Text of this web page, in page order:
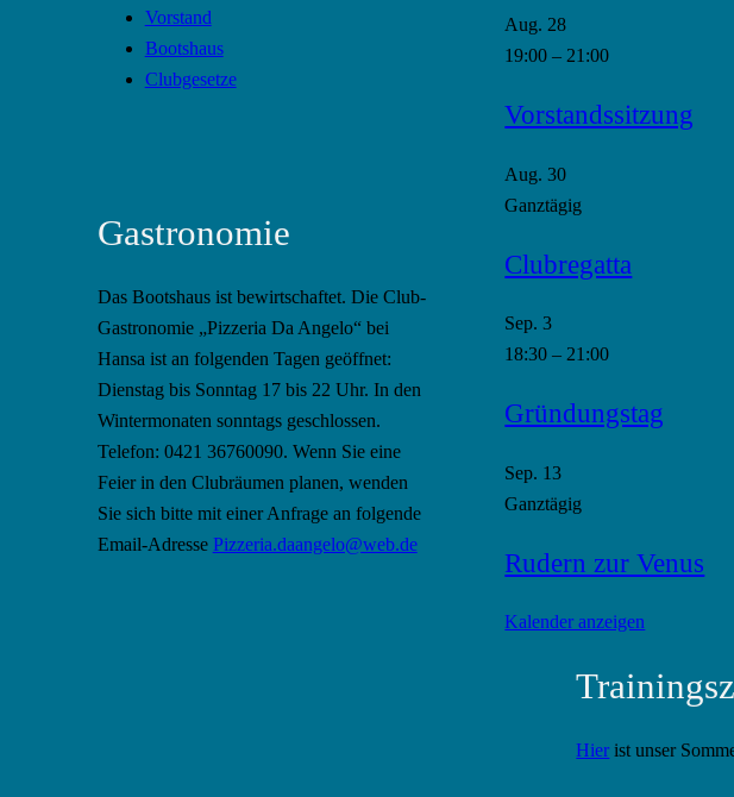
Vorstand
Bootshaus
Clubgesetze
Gastronomie
Das Bootshaus ist bewirtschaftet. Die Club-
Gastronomie „Pizzeria Da Angelo“ bei
Hansa ist an folgenden Tagen geöffnet:
Dienstag bis Sonntag 17 bis 22 Uhr. In den
Wintermonaten sonntags geschlossen.
Telefon: 0421 36760090. Wenn Sie eine
Feier in den Clubräumen planen, wenden
Sie sich bitte mit einer Anfrage an folgende
Email-Adresse Pizzeria.daangelo@web.de
Aug. 28
19:00 – 21:00
Vorstandssitzung
Aug.30
Ganztägig
Clubregatta
Sep.3
18:30 – 21:00
Gründungstag
Sep. 13
Ganztägig
Rudern zur Venus
Kalender anzeigen
Hier ist unser